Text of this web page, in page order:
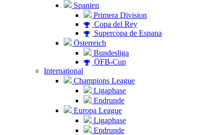
Spanien
Primera Division
Copa del Rey
Supercopa de Espana
Österreich
Bundesliga
ÖFB-Cup
International
Champions League
Ligaphase
Endrunde
Europa League
Ligaphase
Endrunde